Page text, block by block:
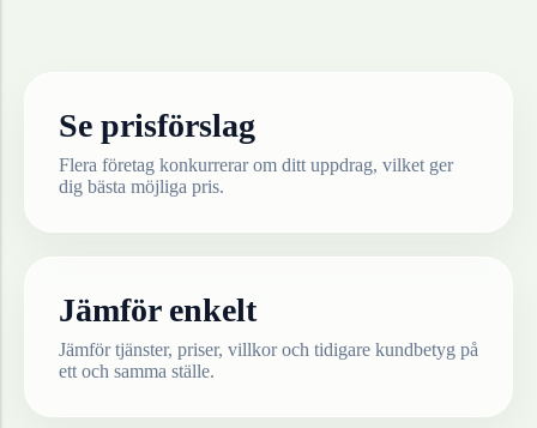
Se prisförslag
Flera företag konkurrerar om ditt uppdrag, vilket ger
dig bästa möjliga pris.
Jämför enkelt
Jämför tjänster, priser, villkor och tidigare kundbetyg på
ett och samma ställe.